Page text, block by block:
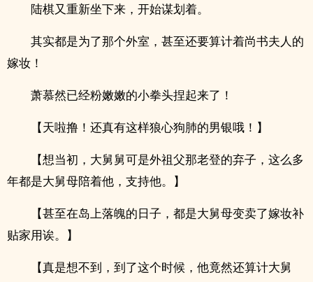
陆棋又重新坐下来，开始谋划着。
其实都是为了那个外室，甚至还要算计着尚书夫人的
嫁妆！
萧慕然已经粉嫩嫩的小拳头捏起来了！
【天啦撸！还真有这样狼心狗肺的男银哦！】
【想当初，大舅舅可是外祖父那老登的弃子，这么多
年都是大舅母陪着他，支持他。】
【甚至在岛上落魄的日子，都是大舅母变卖了嫁妆补
贴家用诶。】
【真是想不到，到了这个时候，他竟然还算计大舅